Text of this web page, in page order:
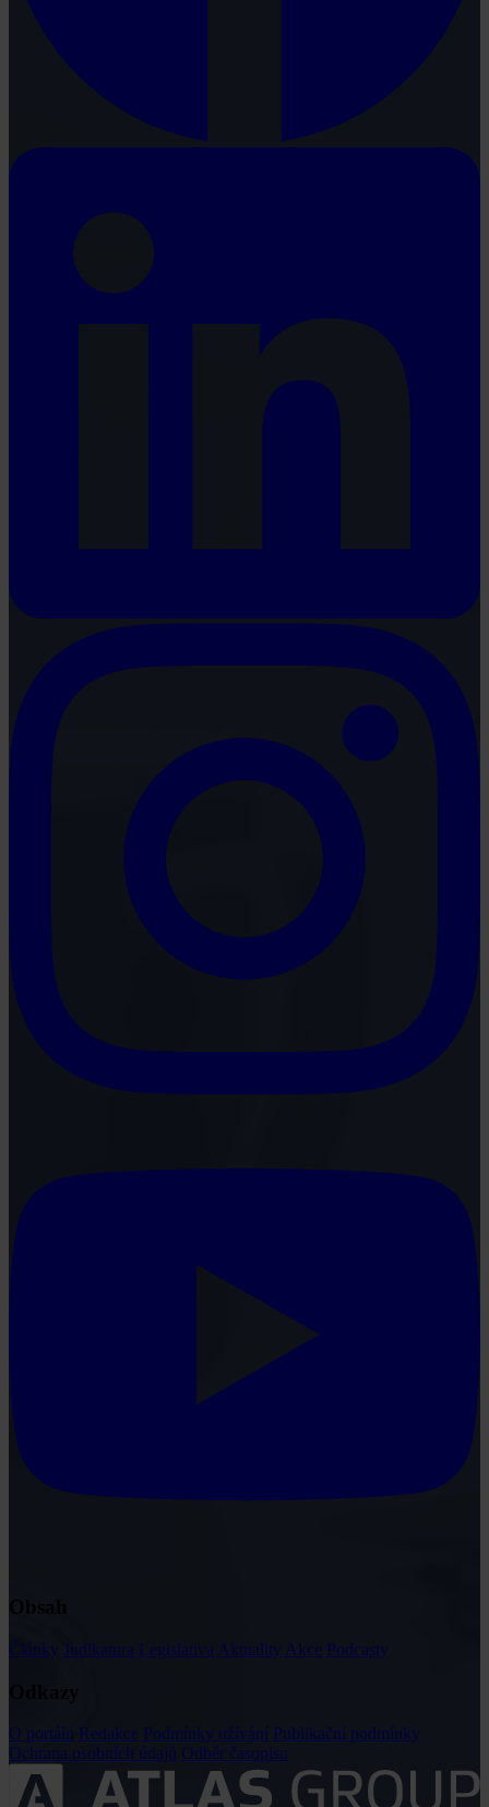
Články Judikatura Legislativa Aktuality Akce Podcasty
O portálu Redakce Podmínky užívání Publikační podmínky
Ochrana osobních údajů Odběr časopisu